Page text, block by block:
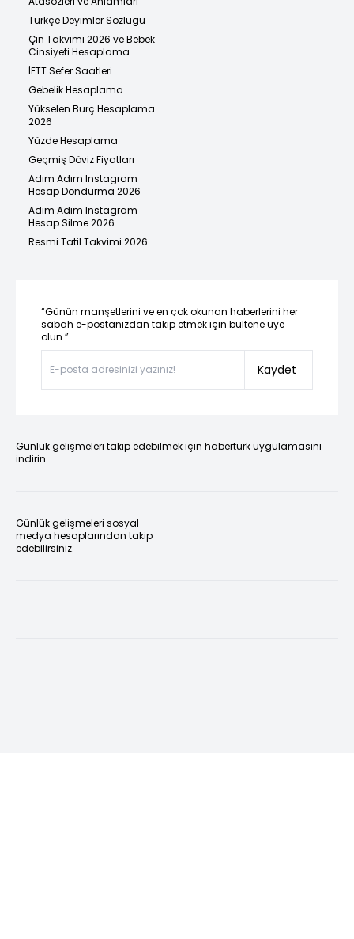
Türkçe Deyimler Sözlüğü
Çin Takvimi 2026 ve Bebek
Cinsiyeti Hesaplama
İETT Sefer Saatleri
Gebelik Hesaplama
Yükselen Burç Hesaplama
2026
Yüzde Hesaplama
Geçmiş Döviz Fiyatları
Adım Adım Instagram
Hesap Dondurma 2026
Adım Adım Instagram
Hesap Silme 2026
Resmi Tatil Takvimi 2026
“Günün manşetlerini ve en çok okunan haberlerini her
sabah e-postanızdan takip etmek için bültene üye
olun.”
Kaydet
Günlük gelişmeleri takip edebilmek için habertürk uygulamasını
indirin
Günlük gelişmeleri sosyal
medya hesaplarından takip
edebilirsiniz.